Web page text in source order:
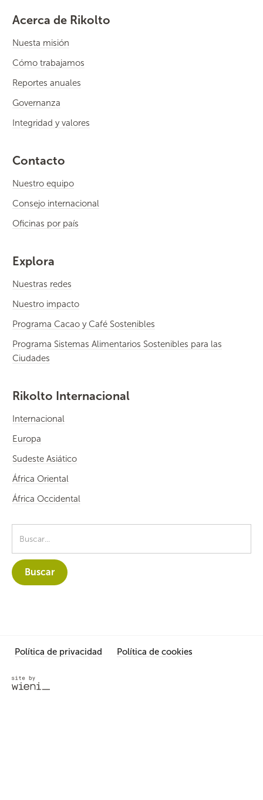
Acerca de Rikolto
Nuesta misión
Cómo trabajamos
Reportes anuales
Governanza
Integridad y valores
Contacto
Nuestro equipo
Consejo internacional
Oficinas por país
Explora
Nuestras redes
Nuestro impacto
Programa Cacao y Café Sostenibles
Programa Sistemas Alimentarios Sostenibles para las
Ciudades
Rikolto Internacional
Internacional
Europa
Sudeste Asiático
África Oriental
África Occidental
Política de privacidad Política de cookies